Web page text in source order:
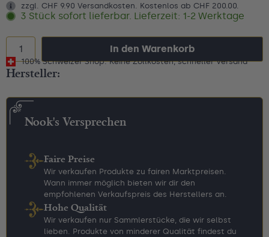
zzgl. CHF 9.90 Versandkosten. Kostenlos ab CHF 200.00.
3 Stück sofort lieferbar. Lieferzeit: 1-2 Werktage
In den Warenkorb
100% Schweizer Shop: Keine Zollkosten, schneller Versand
Hersteller:
Nook's Versprechen
Faire Preise
Wir verkaufen Produkte zu fairen Marktpreisen.
Wann immer möglich bieten wir dir den
empfohlenen Verkaufspreis des Herstellers an.
Hohe Qualität
Wir verkaufen nur Sammlerstücke, die wir selbst
lieben. Produkte von minderer Qualität findest du